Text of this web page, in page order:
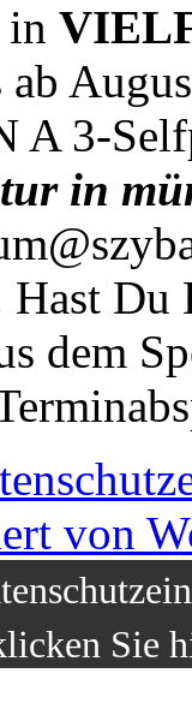
in
ab
A 3-
in
Du
dem
von
Sie